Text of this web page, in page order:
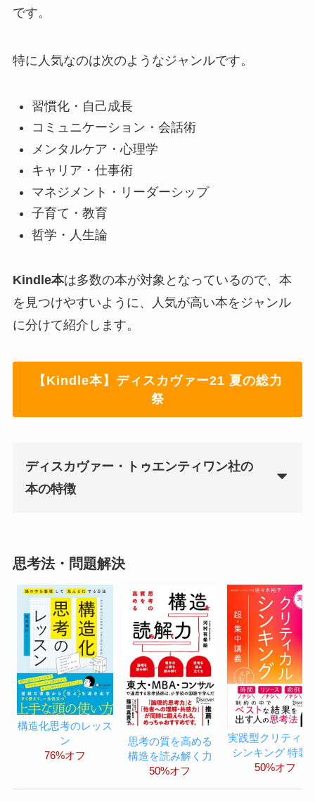
です。
特に人気なのは次のようなジャンルです。
習慣化・自己成長
コミュニケーション・会話術
メンタルケア・心理学
キャリア・仕事術
マネジメント・リーダーシップ
子育て・教育
哲学・人生論
Kindle本は多数の本が対象となっているので、本
を見つけやすいように、人気が高い本をジャンル
に分けて紹介します。
【Kindle本】ディスカヴァー21 夏の総力
祭
ディスカヴァー・トゥエンティワン社の
本の特徴
思考法・問題解決
構造化思考のレッス
ン
76%オフ
思考の質を高める
構造を読み解く力
50%オフ
実践型クリティカ
シンキング 特装
50%オフ